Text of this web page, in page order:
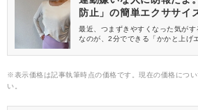
防止」の簡単エクササイ
最近、つまずきやすくなった気が
なのが、2分でできる「かかと上げ
※表示価格は記事執筆時点の価格です。現在の価格につ
い。